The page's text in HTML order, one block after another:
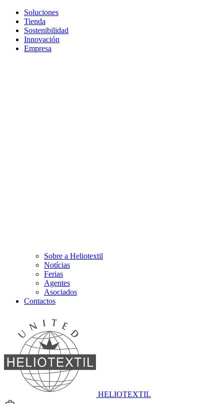
Soluciones
Tienda
Sostenibilidad
Innovación
Empresa
Sobre a Heliotextil
Notícias
Ferias
Agentes
Asociados
Contactos
HELIOTEXTIL